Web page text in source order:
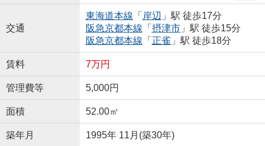
交通
東海道本線 「 岸辺 」駅 徒歩17分
阪急京都本線 「 摂津市」駅 徒歩15分
阪急京都本線 「 正雀 」駅 徒歩18分
賃料 7万円
管理費等 5,000円
面積 52.00㎡
築年月 1995年 11月(築30年)